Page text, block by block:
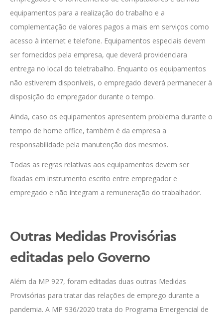
equipamentos para a realização do trabalho e a
complementação de valores pagos a mais em serviços como
acesso à internet e telefone. Equipamentos especiais devem
ser fornecidos pela empresa, que deverá providenciara
entrega no local do teletrabalho. Enquanto os equipamentos
não estiverem disponíveis, o empregado deverá permanecer à
disposição do empregador durante o tempo.
Ainda, caso os equipamentos apresentem problema durante o
tempo de home office, também é da empresa a
responsabilidade pela manutenção dos mesmos.
Todas as regras relativas aos equipamentos devem ser
fixadas em instrumento escrito entre empregador e
empregado e não integram a remuneração do trabalhador.
Outras Medidas Provisórias
editadas pelo Governo
Além da MP 927, foram editadas duas outras Medidas
Provisórias para tratar das relações de emprego durante a
pandemia. A MP 936/2020 trata do Programa Emergencial de